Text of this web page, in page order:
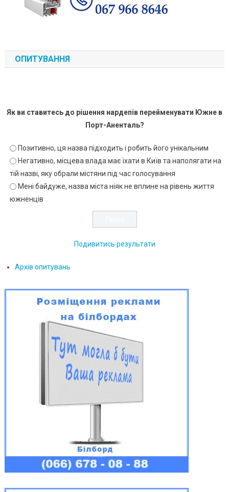
ОПИТУВАННЯ
Як ви ставитесь до рішення нардепів перейменувати Южне в
Порт-Аненталь?
Позитивно, ця назва підходить і робить його унікальним
Негативно, місцева влада має їхати в Київ та наполягати на
тій назві, яку обрали містяни під час голосування
Мені байдуже, назва міста ніяк не вплине на рівень життя
южненців
Подивитись результати
Архів опитувань